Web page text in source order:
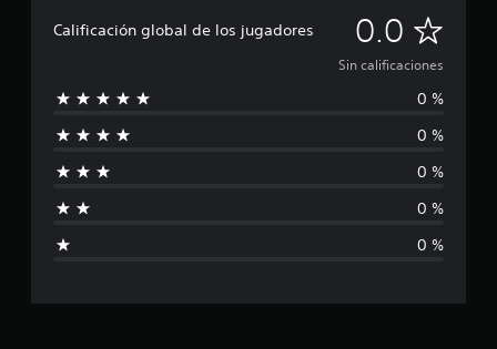
Calificación global de los jugadores 0.0 S
i
n
c
f
Sin calificaciones
0 %
0 %
0 %
0 %
0 %